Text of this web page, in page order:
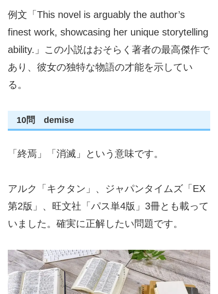
例文「This novel is arguably the author’s
finest work, showcasing her unique storytelling
ability.」この小説はおそらく著者の最高傑作で
あり、彼女の独特な物語の才能を示してい
る。
10問 demise
「終焉」「消滅」という意味です。
アルク「キクタン」、ジャパンタイムズ「EX
第2版」、旺文社「パス単4版」3冊とも載って
いました。確実に正解したい問題です。